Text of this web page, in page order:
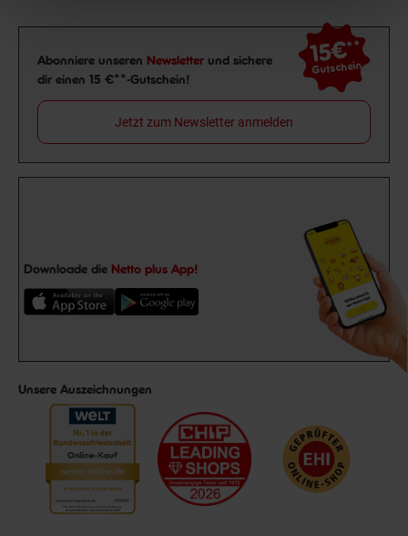
Newsletter Anmeldung
Abonniere unseren Newsletter und sichere
dir einen 15 €**-Gutschein!
15€**
Gutschein
Jetzt zum Newsletter anmelden
Downloade die Netto plus App!
Unsere Auszeichnungen